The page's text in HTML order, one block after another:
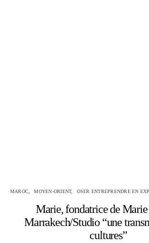
MAROC MOYEN-ORIENT OSER ENTREPRENDRE EN
Marie, fondatrice de
Marrakech/Studio “une
cultures”